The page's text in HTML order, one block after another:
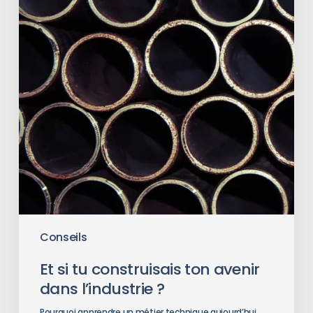
Conseils
Et si tu construisais ton avenir
dans l’industrie ?